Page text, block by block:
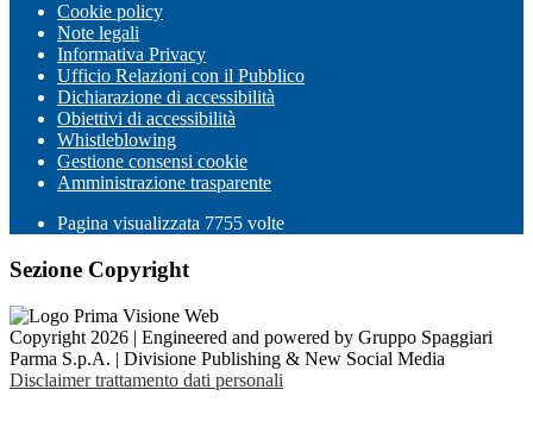
Cookie policy
Note legali
Informativa Privacy
Ufficio Relazioni con il Pubblico
Dichiarazione di accessibilità
Obiettivi di accessibilità
Whistleblowing
Gestione consensi cookie
Amministrazione trasparente
Pagina visualizzata 7755 volte
Sezione Copyright
Copyright 2026 | Engineered and powered by Gruppo Spaggiari
Parma S.p.A. | Divisione Publishing & New Social Media
Disclaimer trattamento dati personali